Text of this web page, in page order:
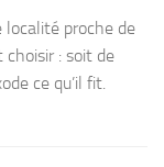
localité proche de
: soit de
ce qu’il fit.